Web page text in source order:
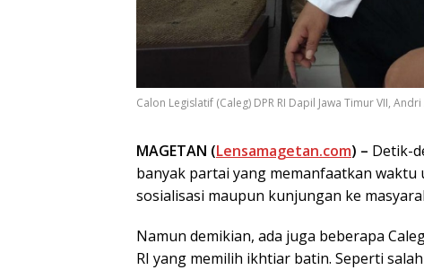
Calon Legislatif (Caleg) DPR RI Dapil Jawa Timur VII,
MAGETAN (Lensamagetan.com) – Detik-
banyak partai yang memanfaatkan
sosialisasi maupun kunjungan ke
Namun demikian, ada juga beberapa
RI yang memilih ikhtiar batin. Seperti